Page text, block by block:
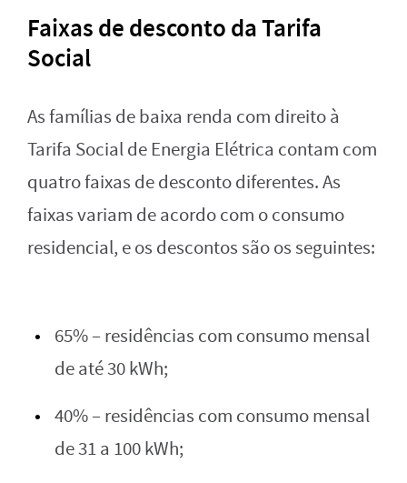
Faixas de desconto da Tarifa
Social
As famílias de baixa renda com direito à
Tarifa Social de Energia Elétrica contam com
quatro faixas de desconto diferentes. As
faixas variam de acordo com o consumo
residencial, e os descontos são os seguintes:
65% – residências com consumo mensal
de até 30 kWh;
40% – residências com consumo mensal
de 31 a 100 kWh;